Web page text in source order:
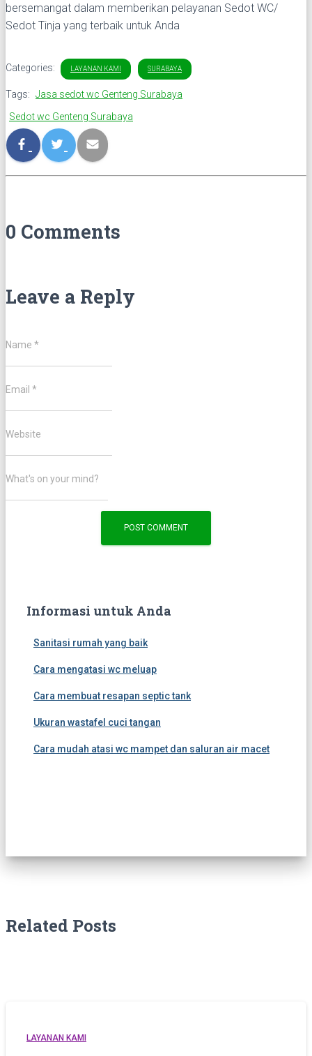
bersemangat dalam memberikan pelayanan Sedot WC/
Sedot Tinja yang terbaik untuk Anda
Categories: LAYANAN KAMI SURABAYA
Tags: Jasa sedot wc Genteng Surabaya
Sedot wc Genteng Surabaya
0 Comments
Leave a Reply
Name *
Email *
Website
What's on your mind?
Informasi untuk Anda
Sanitasi rumah yang baik
Cara mengatasi wc meluap
Cara membuat resapan septic tank
Ukuran wastafel cuci tangan
Cara mudah atasi wc mampet dan saluran air macet
Related Posts
LAYANAN KAMI